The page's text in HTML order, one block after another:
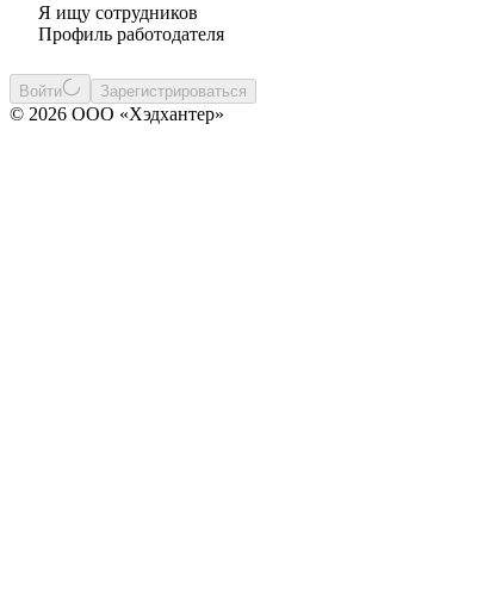
Я ищу сотрудников
Профиль работодателя
Войти Зарегистрироваться
© 2026 ООО «Хэдхантер»